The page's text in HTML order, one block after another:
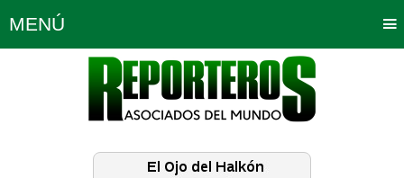
MENÚ
Política Opinión Bogotá
Planeta Tierra Deportes